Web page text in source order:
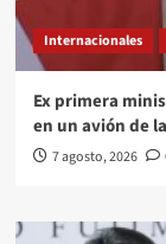
Internacionales
Ex primera
en un avión de
7 agosto, 2026